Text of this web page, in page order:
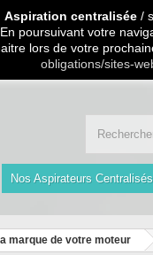
Aspiration centralisée/
poursuivant votre
lors de votre
obligations/sites-
A PARTIR DE
06 59 48 32 38 de 9h
Nos Aspirateurs Centralisés
marque de votre moteur